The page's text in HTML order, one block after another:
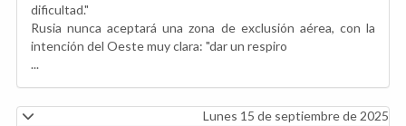
dificultad."
Rusia nunca aceptará una zona de exclusión aérea, con la
intención del Oeste muy clara: "dar un respiro
...
Lunes 15 de septiembre de 2025